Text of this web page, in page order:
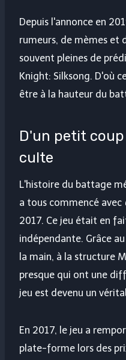
Depuis l'annonce en
rumeurs, de mèmes et
souvent pleines de
Knight: Silksong. D'où
être à la hauteur du
D'un petit
culte
L'histoire du battage
a tous commencé avec
2017. Ce jeu était en
indépendante. Grâce
la main, à la structure
presque qui ont une
jeu est devenu un
En 2017, le jeu a
plate-forme lors des